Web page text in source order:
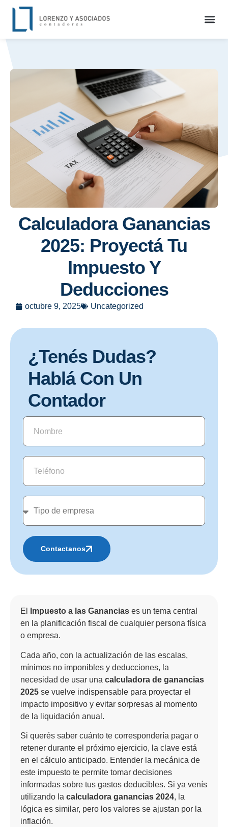
Calculadora Ganancias
2025: Proyectá Tu
Impuesto Y
Deducciones
octubre 9, 2025 Uncategorized
¿Tenés Dudas?
Hablá Con Un
Contador
Contactanos
El Impuesto a las Ganancias es un tema central
en la planificación fiscal de cualquier persona física
o empresa.
Cada año, con la actualización de las escalas,
mínimos no imponibles y deducciones, la
necesidad de usar una calculadora de ganancias
2025 se vuelve indispensable para proyectar el
impacto impositivo y evitar sorpresas al momento
de la liquidación anual.
Si querés saber cuánto te correspondería pagar o
retener durante el próximo ejercicio, la clave está
en el cálculo anticipado. Entender la mecánica de
este impuesto te permite tomar decisiones
informadas sobre tus gastos deducibles. Si ya venís
utilizando la calculadora ganancias 2024, la
lógica es similar, pero los valores se ajustan por la
inflación.